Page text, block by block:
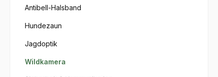
Antibell-Halsband
Hundezaun
Jagdoptik
Wildkamera